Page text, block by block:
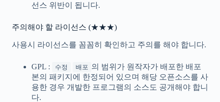
선스 위반이 됩니다.
주의해야 할 라이선스 (★★★)
사용시 라이선스를 꼼꼼히 확인하고 주의를 해야 합니다.
GPL : 수정 배포 의 범위가 원작자가 배포한 배포
본의 패키지에 한정되어 있으며 해당 오픈소스를 사
용한 경우 개발한 프로그램의 소스도 공개해야 합니
다.